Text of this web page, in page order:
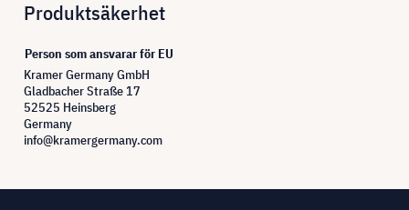
Produktsäkerhet
Person som ansvarar för EU
Kramer Germany GmbH
Gladbacher Straße 17
52525 Heinsberg
Germany
info@kramergermany.com